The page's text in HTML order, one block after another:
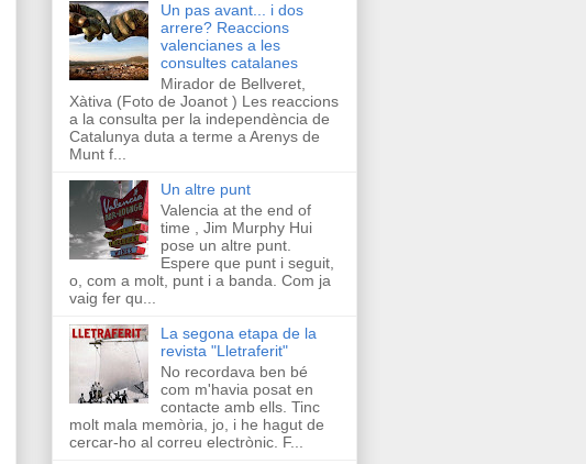
Un pas avant... i dos
arrere? Reaccions
valencianes a les
consultes catalanes
Mirador de Bellveret,
Xàtiva (Foto de Joanot ) Les reaccions
a la consulta per la independència de
Catalunya duta a terme a Arenys de
Munt f...
Un altre punt
Valencia at the end of
time , Jim Murphy Hui
pose un altre punt.
Espere que punt i seguit,
o, com a molt, punt i a banda. Com ja
vaig fer qu...
La segona etapa de la
revista "Lletraferit"
No recordava ben bé
com m'havia posat en
contacte amb ells. Tinc
molt mala memòria, jo, i he hagut de
cercar-ho al correu electrònic. F...